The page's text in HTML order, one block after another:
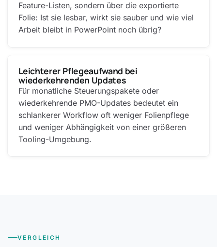
Feature-Listen, sondern über die exportierte
Folie: Ist sie lesbar, wirkt sie sauber und wie viel
Arbeit bleibt in PowerPoint noch übrig?
Leichterer Pflegeaufwand bei
wiederkehrenden Updates
Für monatliche Steuerungspakete oder
wiederkehrende PMO-Updates bedeutet ein
schlankerer Workflow oft weniger Folienpflege
und weniger Abhängigkeit von einer größeren
Tooling-Umgebung.
VERGLEICH